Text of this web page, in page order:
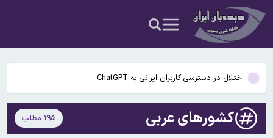
نمی‌پذیریم
راز رنگ آبی در صندلی های هواپیما چیست؟
گوگل اسیستنت ماه آینده در اندروید غیرفعال و جمینای جایگزین آن
می‌شود
اختلال در دسترسی کاربران ایرانی به ChatGPT
پنجره نقل‌وانتقالات استقلال بسته ماند؛ ثبت قرارداد بازیکنان ممنوع شد
سخنگوی کمیسیون امنیت ملی: کریدور تحمیلی آمریکا در تنگه هرمز را
کشورهای عربی ۲۹۵ مطلب